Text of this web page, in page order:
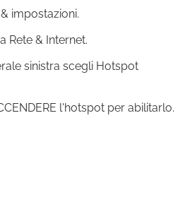
impostazioni.
Rete & Internet.
sinistra scegli Hotspot
l'hotspot per abilitarlo.